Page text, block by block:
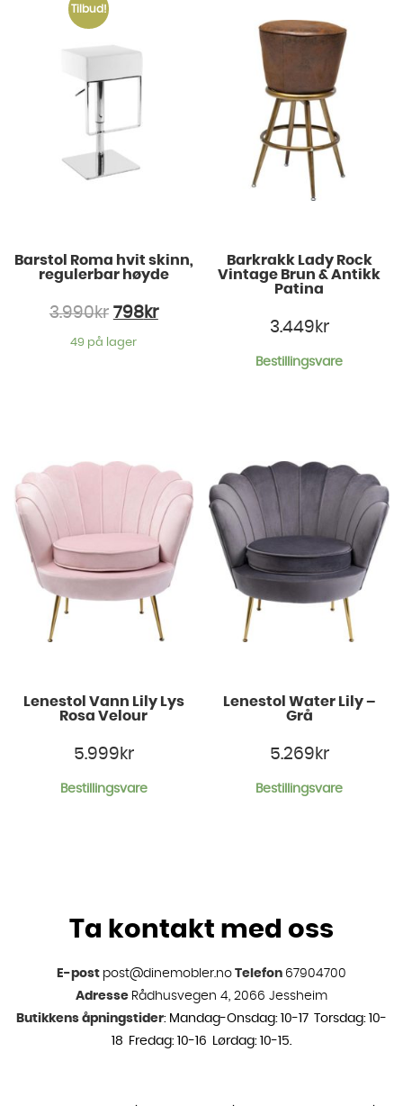
Tilbud!
Barstol Roma hvit skinn,
regulerbar høyde
3.990kr 798kr
49 på lager
Barkrakk Lady Rock
Vintage Brun & Antikk
Patina
3.449 kr
Bestillingsvare
Lenestol Vann Lily Lys
Rosa Velour
5.999 kr
Bestillingsvare
Lenestol Water Lily –
Grå
5.269 kr
Bestillingsvare
Ta kontakt med oss
E-post post@dinemobler.no Telefon 67904700
Adresse Rådhusvegen 4, 2066 Jessheim
Butikkens åpningstider: Mandag-Onsdag: 10-17 Torsdag: 10-
18 Fredag: 10-16 Lørdag: 10-15.